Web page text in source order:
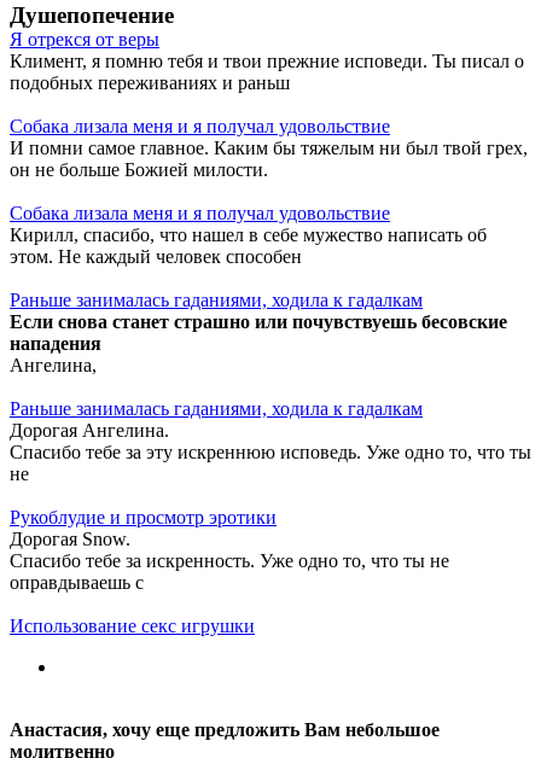
Душепопечение
Я отрекся от веры
Климент, я помню тебя и твои прежние исповеди. Ты писал о
подобных переживаниях и раньш
Собака лизала меня и я получал удовольствие
И помни самое главное. Каким бы тяжелым ни был твой грех,
он не больше Божией милости.
Собака лизала меня и я получал удовольствие
Кирилл, спасибо, что нашел в себе мужество написать об
этом. Не каждый человек способен
Раньше занималась гаданиями, ходила к гадалкам
Если снова станет страшно или почувствуешь бесовские
нападения
Ангелина,
Раньше занималась гаданиями, ходила к гадалкам
Дорогая Ангелина.
Спасибо тебе за эту искреннюю исповедь. Уже одно то, что ты
не
Рукоблудие и просмотр эротики
Дорогая Snow.
Спасибо тебе за искренность. Уже одно то, что ты не
оправдываешь с
Использование секс игрушки
Анастасия, хочу еще предложить Вам небольшое
молитвенно